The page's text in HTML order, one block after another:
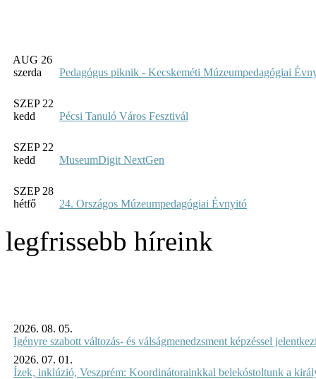
AUG 26
szerda
Pedagógus piknik - Kecskeméti Múzeumpedagógiai
SZEP 22
kedd
Pécsi Tanuló Város Fesztivál
SZEP 22
kedd
MuseumDigit NextGen
SZEP 28
hétfő
24. Országos Múzeumpedagógiai Évnyitó
legfrissebb híreink
2026. 08. 05.
Igényre szabott változás- és válságmenedzsment képzéssel
2026. 07. 01.
Ízek, inklúzió, Veszprém: Koordinátorainkkal belekóstoltunk a